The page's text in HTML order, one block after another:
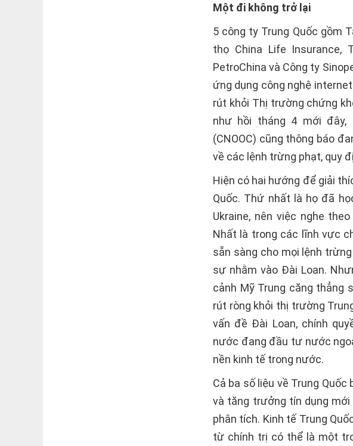
Một đi không trở lại
5 công ty Trung Quốc gồm
thọ China Life Insurance,
PetroChina và Công ty
ứng dụng công nghệ
rút khỏi Thị trường chứng
như hồi tháng 4 mới đây,
(CNOOC) cũng thông báo
về các lệnh trừng phạt, quy
Hiện có hai hướng để giải
Quốc. Thứ nhất là họ đã
Ukraine, nên việc nghe
Nhất là trong các lĩnh vực
sẵn sàng cho mọi lệnh
sự nhằm vào Đài Loan.
cảnh Mỹ Trung căng thẳng
rút ròng khỏi thị trường
vấn đề Đài Loan, chính
nước đang đầu tư nước
nền kinh tế trong nước.
Cả ba số liệu về Trung
và tăng trưởng tín dụng
phân tích. Kinh tế Trung
từ chính trị có thể là một